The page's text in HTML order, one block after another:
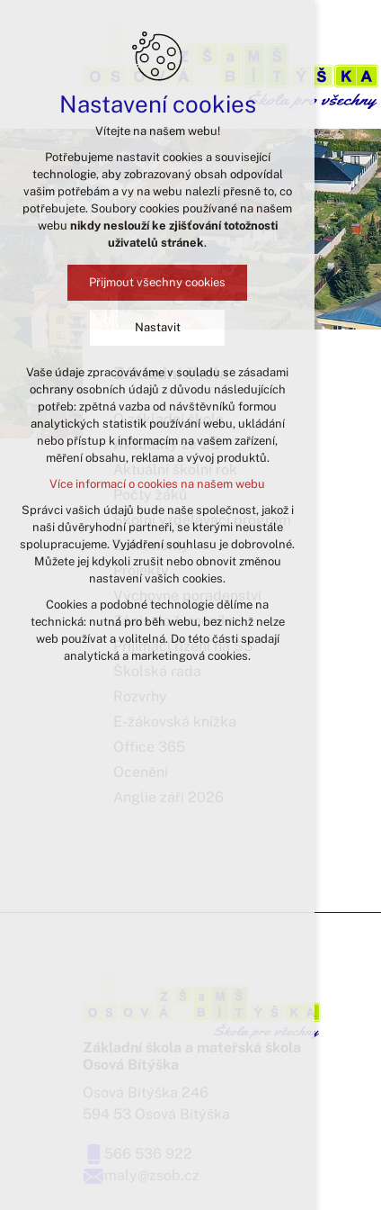
Základní škola
O základní škole
Aktuality ze ZŠ
Aktuální školní rok
Školní vzdělávací program
Dokumenty
Projekty
Výchovné poradenství
Zápis do 1. ročníku
Přijímací řízení na SŠ
Nastavení cookies
Vítejte na našem webu!
Potřebujeme nastavit cookies a související
technologie, aby zobrazovaný obsah odpovídal
vašim potřebám a vy na webu nalezli přesně to, co
potřebujete. Soubory cookies používané na našem
webu nikdy neslouží ke zjišťování totožnosti
uživatelů stránek.
Přijmout všechny cookies
Nastavit
Technická cookies
nutná pro provozování webu
udržení kontextu stránek (session):
případná přihlášení, volby jazyka, apod.
analytická pro anonymizované
vyhodnocení návštěvnosti
marketingová cookies (Google)
Více informací o cookies na našem webu
Přijmout všechny cookies
Odmítnout vše
Vaše údaje zpracováváme v souladu se zásadami
ochrany osobních údajů z důvodu následujících
potřeb: zpětná vazba od návštěvníků formou
analytických statistik používání webu, ukládání
nebo přístup k informacím na vašem zařízení,
měření obsahu, reklama a vývoj produktů.
Více informací o cookies na našem webu
Správci vašich údajů bude naše společnost, jakož i
naši důvěryhodní partneři, se kterými neustále
spolupracujeme. Vyjádření souhlasu je dobrovolné.
Můžete jej kdykoli zrušit nebo obnovit změnou
nastavení vašich cookies.
Cookies a podobné technologie dělíme na
technická: nutná pro běh webu, bez nichž nelze
web používat a volitelná. Do této části spadají
analytická a marketingová cookies.